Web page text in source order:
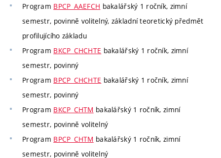
Program BPCP_AAEFCH bakalářský 1 ročník, zimní
semestr, povinně volitelný, základní teoretický předmět
profilujícího základu
Program BKCP_CHCHTE bakalářský 1 ročník, zimní
semestr, povinný
Program BPCP_CHCHTE bakalářský 1 ročník, zimní
semestr, povinný
Program BKCP_CHTM bakalářský 1 ročník, zimní
semestr, povinně volitelný
Program BPCP_CHTM bakalářský 1 ročník, zimní
semestr, povinně volitelný